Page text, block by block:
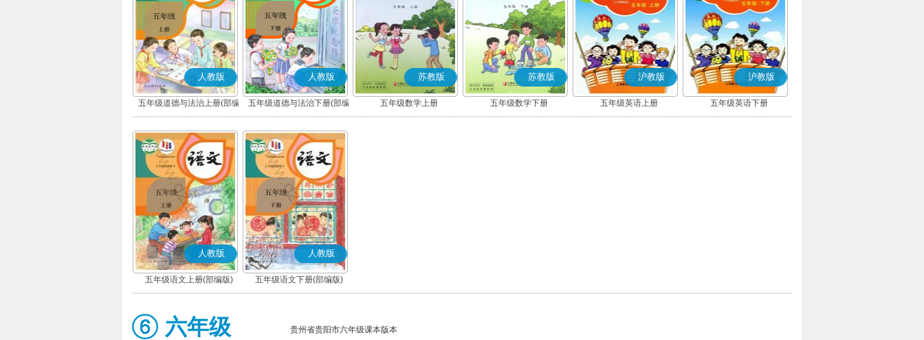
人教版
五年级道德与法治上册(部编
版)
人教版
五年级道德与法治下册(部编
版)
苏教版
五年级数学上册
苏教版
五年级数学下册
沪教版
五年级英语上册
沪教版
五年级英语下册
人教版
五年级语文上册(部编版)
人教版
五年级语文下册(部编版)
六年级 贵州省贵阳市六年级课本版本